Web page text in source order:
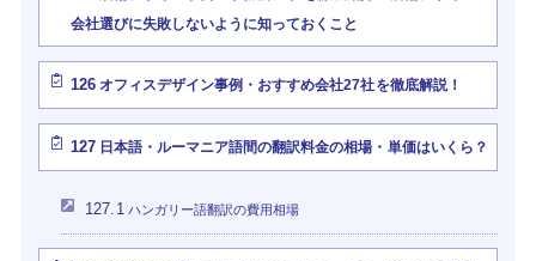
会社選びに失敗しないように知っておくこと
126 オフィスデザイン事例・おすすめ会社27社を徹底解説！
127 日本語・ルーマニア語間の翻訳料金の相場・単価はいくら？
127.1 ハンガリー語翻訳の費用相場